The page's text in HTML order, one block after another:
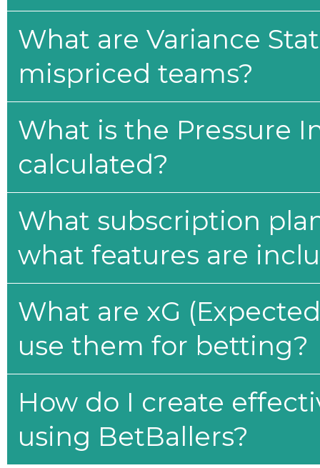
What are Variance
mispriced teams?
What is the Pressure
calculated?
What subscription
what features are
What are xG
use them for betting?
How do I create
using BetBallers?